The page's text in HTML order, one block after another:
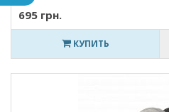
695 грн.
КУПИТЬ